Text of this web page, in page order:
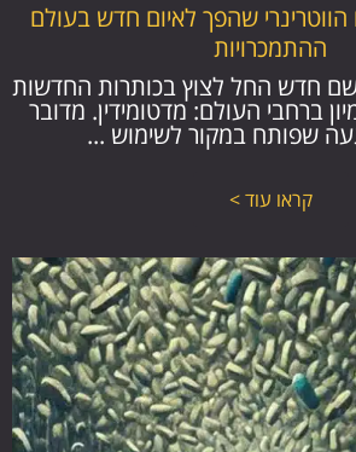
הווטרינרי שהפך לאיום חדש בעולם
ההתמכרויות
חדש החל לצוץ בכותרות החדשות
ברחבי העולם: מדטומידין. מדובר
שפותח במקור לשימוש ...
קראו עוד >